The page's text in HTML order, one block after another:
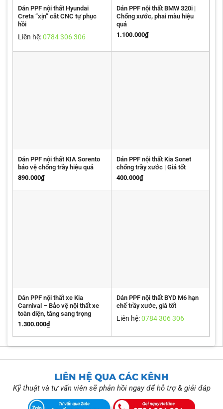
Dán PPF nội thất Hyundai
Creta “xịn” cắt CNC tự phục
hồi
Liên hệ:0784 306 306
Dán PPF nội thất BMW 320i |
Chống xước, phai màu hiệu
quả
1.100.000₫
Dán PPF nội thất KIA Sorento
bảo vệ chống trầy hiệu quả
890.000₫
Dán PPF nội thất Kia Sonet
chống trầy xước | Giá tốt
400.000₫
Dán PPF nội thất xe Kia
Carnival – Bảo vệ nội thất xe
toàn diện, tăng sang trọng
1.300.000₫
Dán PPF nội thất BYD M6 hạn
chế trầy xước, giá tốt
Liên hệ:0784 306 306
LIÊN HỆ QUA CÁC KÊNH
Kỹ thuật và tư vấn viên sẽ phản hồi ngay để hỗ trợ & giải đáp